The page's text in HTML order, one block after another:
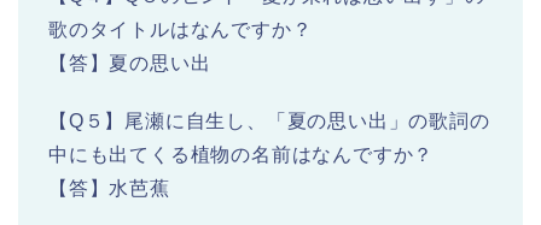
歌のタイトルはなんですか？
【答】夏の思い出
【Q５】尾瀬に自生し、「夏の思い出」の歌詞の
中にも出てくる植物の名前はなんですか？
【答】水芭蕉